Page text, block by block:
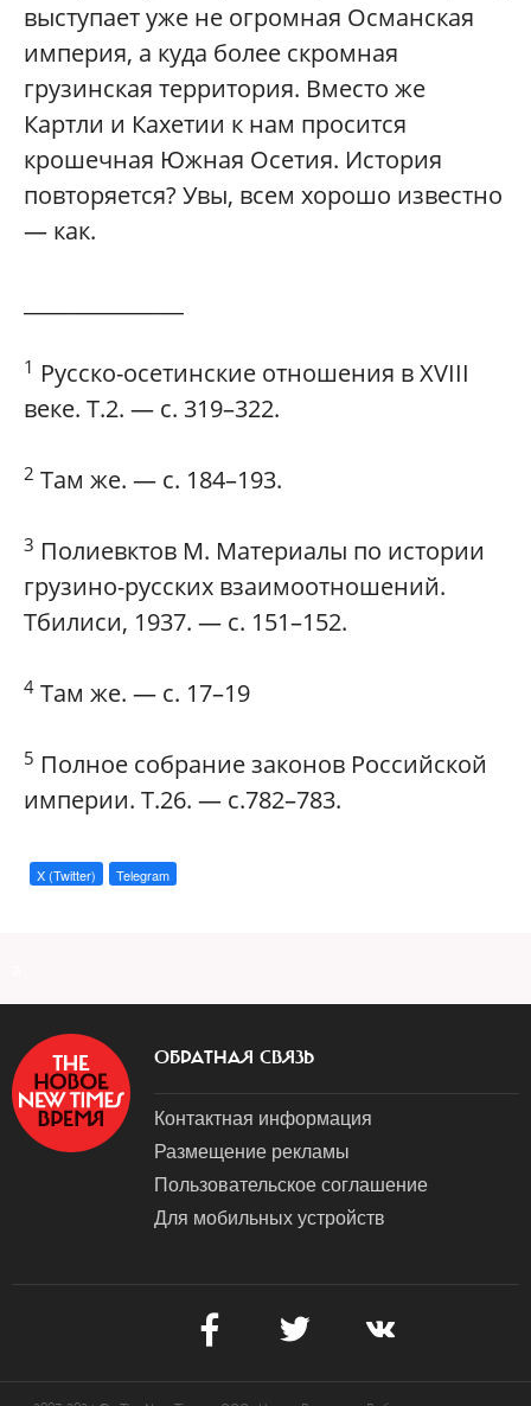
выступает уже не огромная Османская
империя, а куда более скромная
грузинская территория. Вместо же
Картли и Кахетии к нам просится
крошечная Южная Осетия. История
повторяется? Увы, всем хорошо известно
— как.
1 Русско-осетинские отношения в XVIII
веке. Т.2. — с. 319–322.
2 Там же. — с. 184–193.
3 Полиевктов М. Материалы по истории
грузино-русских взаимоотношений.
Тбилиси, 1937. — с. 151–152.
4 Там же. — с. 17–19
5 Полное собрание законов Российской
империи. Т.26. — с.782–783.
X (Twitter) Telegram
ОБРАТНАЯ СВЯЗЬ
Контактная информация
Размещение рекламы
Пользовательское соглашение
Для мобильных устройств